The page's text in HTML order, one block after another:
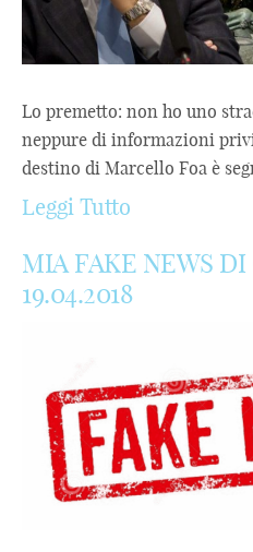
Lo premetto: non ho uno
neppure di informazioni
destino di Marcello Foa è
Leggi Tutto
MIA FAKE NEWS
19.04.2018